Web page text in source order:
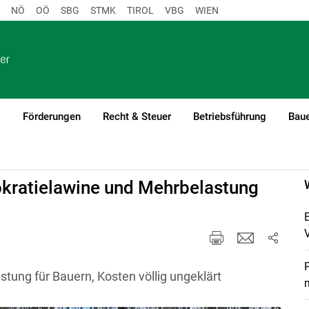
NÖ OÖ SBG STMK TIROL VBG WIEN
Förderungen Recht & Steuer Betriebsführung
und Mehrbelastung
für Bauern, Kosten völlig ungeklärt